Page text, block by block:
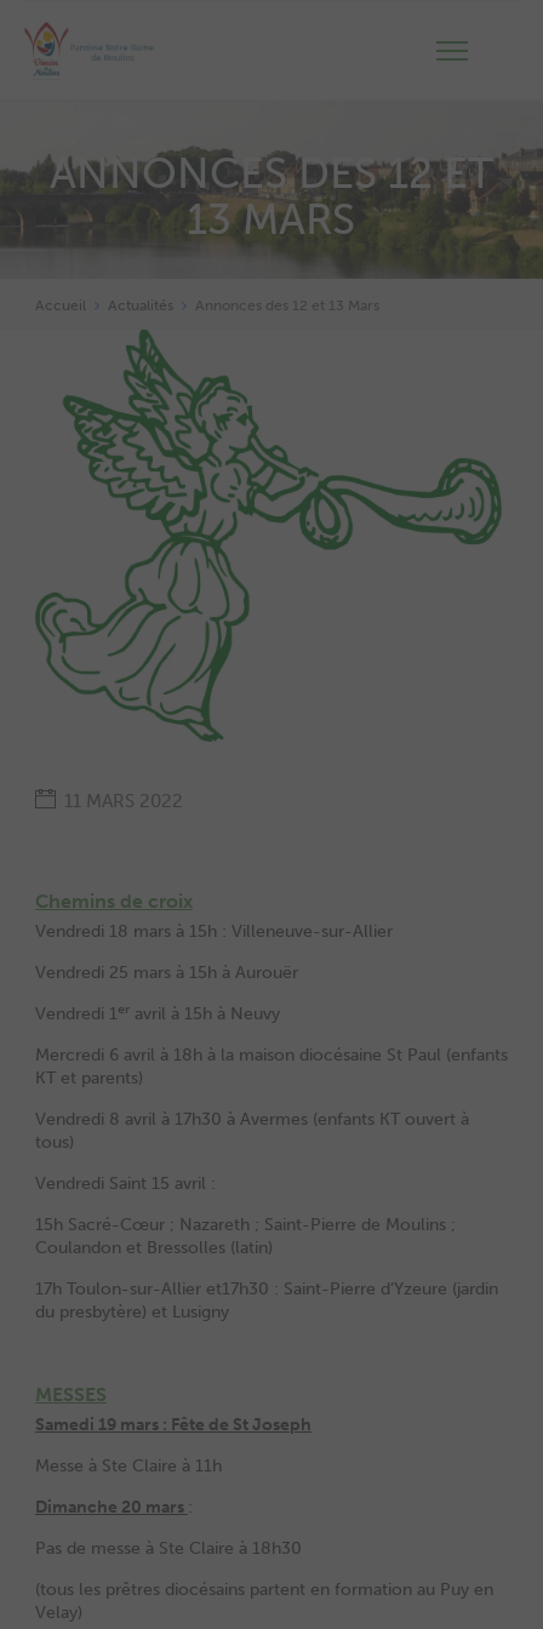
ANNONCES DES 12 ET
13 MARS
Accueil Actualités Annonces des 12 et 13 Mars
11 MARS 2022
Chemins de croix
Vendredi 18 mars à 15h : Villeneuve-sur-Allier
Vendredi 25 mars à 15h à Aurouër
Vendredi 1eravril à 15h à Neuvy
Mercredi 6 avril à 18h à la maison diocésaine St Paul (enfants
KT et parents)
Vendredi 8 avril à 17h30 à Avermes (enfants KT ouvert à
tous)
Vendredi Saint 15 avril :
15h Sacré-Cœur ; Nazareth ; Saint-Pierre de Moulins ;
Coulandon et Bressolles (latin)
17h Toulon-sur-Allier et17h30 : Saint-Pierre d’Yzeure (jardin
du presbytère) et Lusigny
MESSES
Samedi 19 mars : Fête de St Joseph
Messe à Ste Claire à 11h
Dimanche 20 mars :
Pas de messe à Ste Claire à 18h30
(tous les prêtres diocésains partent en formation au Puy en
Velay)